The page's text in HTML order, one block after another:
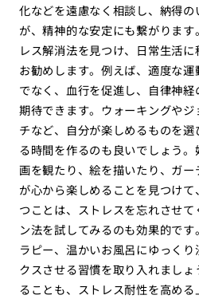
化などを遠慮なく相談し、納得
が、精神的な安定にも繋がりま
レス解消法を見つけ、日常生活
お勧めします。例えば、適度な
でなく、血行を促進し、自律神
期待できます。ウォーキングや
チなど、自分が楽しめるものを
る時間を作るのも良いでしょう
画を観たり、絵を描いたり、ガ
が心から楽しめることを見つけ
つことは、ストレスを忘れさせ
ン法を試してみるのも効果的で
ラピー、温かいお風呂にゆっく
クスさせる習慣を取り入れまし
ることも、ストレス耐性を高め